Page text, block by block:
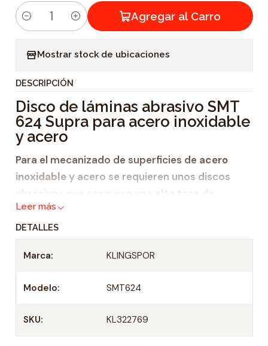
C
i
d
a
d
Agregar al Carro
Mostrar stock de ubicaciones
DESCRIPCIÓN
Disco de láminas abrasivo SMT
624 Supra para acero inoxidable
y acero
Para el mecanizado de superficies de acero
inoxidabley acero se requieren unos discos
abrasivos que aseguren una
alta tasa de
remocióny una
agresiva. El
disponible
en diferentes tamaños,
con diversas granulometrías. Por este
motivo es apropiado para todas las
Leer más
DETALLES
Marca: KLINGSPOR
Modelo: SMT624
SKU: KL322769